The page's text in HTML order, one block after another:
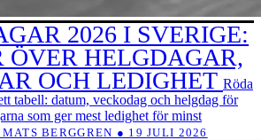
2026 I SVERIGE:
ÖVER HELGDAGAR,
OCH LEDIGHET Röda
tabell: datum, veckodag och helgdag för
som ger mest ledighet för minst
BERGGREN ● 19 JULI 2026